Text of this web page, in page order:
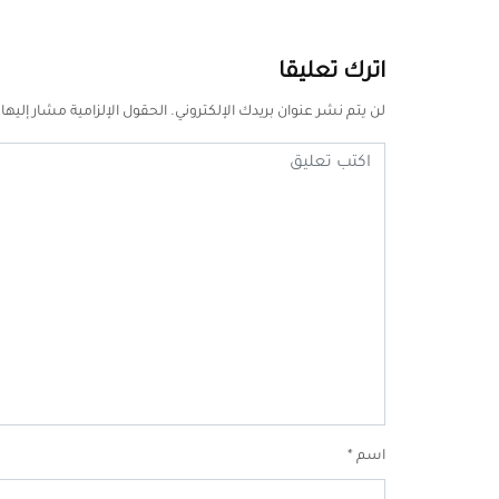
اترك تعليقا
لن يتم نشر عنوان بريدك الإلكتروني. الحقول الإلزامية مشار إليها
اسم *